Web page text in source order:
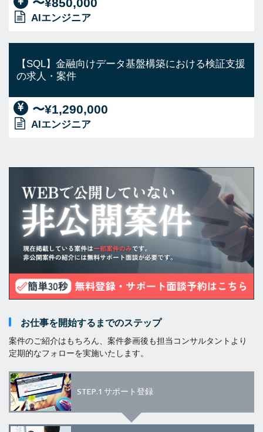
〜¥850,000
AIエンジニア
【SQL】金融向けデータ基盤構築における検証支援
の求人・案件
〜¥1,290,000
AIエンジニア
お仕事を開始するまでのステップ
案件のご紹介はもちろん、案件参画後も担当コンサルタントより
定期的なフォローを実施いたします。
STEP.1 サポート登録